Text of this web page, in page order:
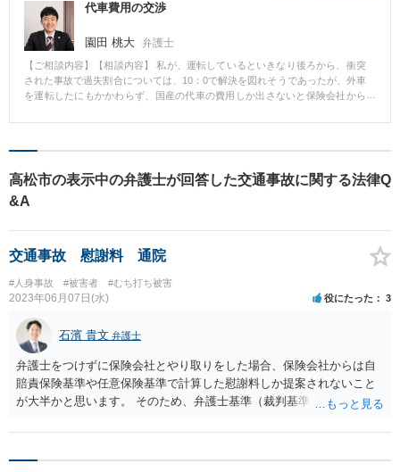
代車費用の交渉
園田 桃大 弁護士
【ご相談内容】【相談内容】 私が、運転しているといきなり後ろから、衝突
された事故で過失割合については、10：0で解決を図れそうであったが、外車
を運転したにもかかわらず、国産の代車の費用しか出さないと保険会社から
にといってきたため、弁護士に相談した。 【弁護士のコメント】 原則とし
いをうけることができるものであるから、相手方から保険会社と交渉を行
い、外車相当の代車費用及び修理期間満了までの代車費用について、負担す
る約束の合意を取り付けえた。
高松市の表示中の弁護士が回答した交通事故に関する法律Q
&A
交通事故 慰謝料 通院
#人身事故 #被害者 #むち打ち被害
2023年06月07日(水) 役にたった 3
石濱 貴文 弁護士
弁護士をつけずに保険会社とやり取りをした場合、保険会社からは自
賠責保険基準や任意保険基準で計算した慰謝料しか提案されないこと
が大半かと思います。 そのため、弁護士基準（裁判基準）の慰謝料で
また、１２０万円というのは、あくまで自賠責保険の基準ですので、